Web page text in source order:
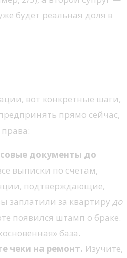
будет реальная доля в
вот конкретные шаги,
прямо сейчас,
документы до
выписки по счетам,
подтверждающие,
заплатили за квартиру до
появился штамп о браке.
база.
чеки на ремонт. Изучите,